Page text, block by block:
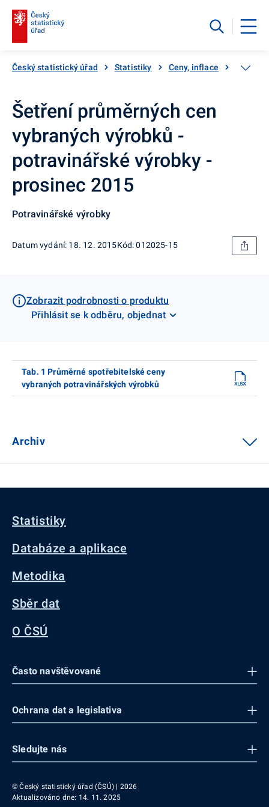
Český statistický úřad Statistiky Ceny, inflace
Šetření průměrných cen
vybraných výrobků -
potravinářské výrobky -
prosinec 2015
Potravinářské výrobky
Datum vydání: 18. 12. 2015Kód: 012025-15
Zobrazit podrobnosti o produktu
Přihlásit se k odběru, objednat
Tab. 1 Průměrné spotřebitelské ceny
vybraných potravinářských výrobků
Archiv
Statistiky
Databáze a aplikace
Metodika
Sběr dat
O ČSÚ
Často navštěvované
Ochrana dat a legislativa
Sledujte nás
© Český statistický úřad (ČSÚ) | 2026
Aktualizováno dne: 14. 11. 2025